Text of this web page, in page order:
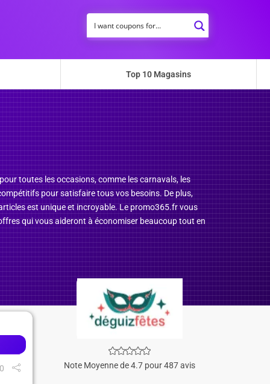
Top 10 Magasins
toutes les occasions, comme les carnavals, les
pour satisfaire tous vos besoins. De plus,
est unique et incroyable. Le promo365.fr vous
qui vous aideront à économiser beaucoup tout en
Note Moyenne de 4.7 pour 487 avis